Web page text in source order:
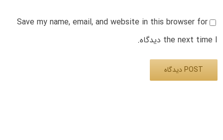
Save my name, email, and website in this browser for
the next time I دیدگاه.